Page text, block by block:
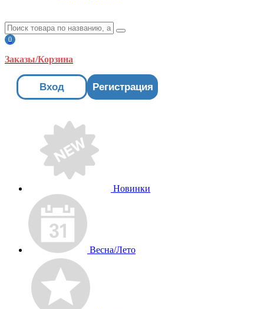
0
Заказы/Корзина
Вход Регистрация
Новинки
Весна/Лето